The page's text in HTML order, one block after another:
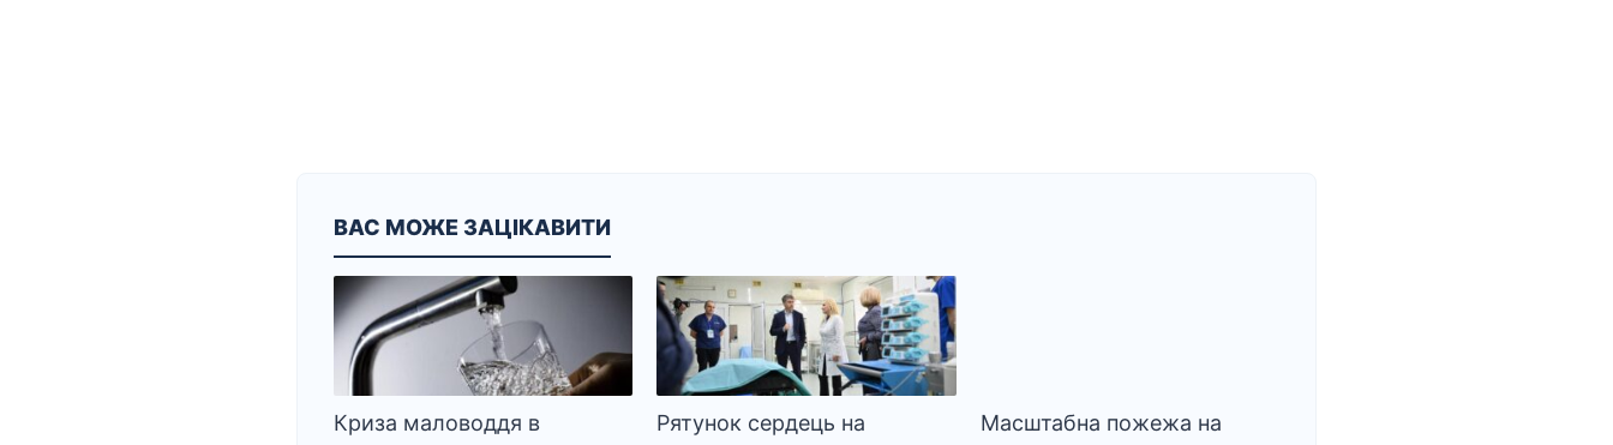
ВАС МОЖЕ ЗАЦІКАВИТИ
Криза маловоддя в
Рятунок сердець на
Масштабна пожежа на